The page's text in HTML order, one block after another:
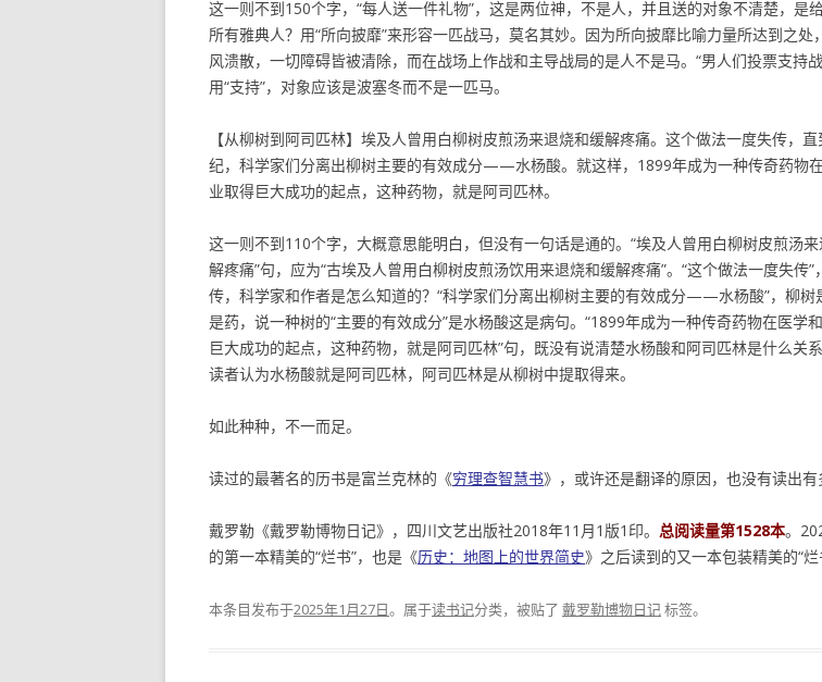
这一则不到150个字，“每人送一件礼物”，这是两位神，不是人，并且送的对象不清楚，是
所有雅典人？用“所向披靡”来形容一匹战马，莫名其妙。因为所向披靡比喻力量所达到之处
风溃散，一切障碍皆被清除，而在战场上作战和主导战局的是人不是马。“男人们投票支持战
用“支持”，对象应该是波塞冬而不是一匹马。
【从柳树到阿司匹林】埃及人曾用白柳树皮煎汤来退烧和缓解疼痛。这个做法一度失传，
纪，科学家们分离出柳树主要的有效成分——水杨酸。就这样，1899年成为一种传奇药物
业取得巨大成功的起点，这种药物，就是阿司匹林。
这一则不到110个字，大概意思能明白，但没有一句话是通的。“埃及人曾用白柳树皮煎汤
解疼痛”句，应为“古埃及人曾用白柳树皮煎汤饮用来退烧和缓解疼痛”。“这个做法一度失传”
传，科学家和作者是怎么知道的？“科学家们分离出柳树主要的有效成分——水杨酸”，柳树
是药，说一种树的“主要的有效成分”是水杨酸这是病句。“1899年成为一种传奇药物在医学
巨大成功的起点，这种药物，就是阿司匹林”句，既没有说清楚水杨酸和阿司匹林是什么关
读者认为水杨酸就是阿司匹林，阿司匹林是从柳树中提取得来。
如此种种，不一而足。
读过的最著名的历书是富兰克林的《穷理查智慧书》，或许还是翻译的原因，也没有读出有
戴罗勒《戴罗勒博物日记》，四川文艺出版社2018年11月1版1印。 总阅读量第1528本。
的第一本精美的“烂书”，也是《历史：地图上的世界简史》之后读到的又一本包装精美的“烂
本条目发布于2025年1月27日。属于读书记分类，被贴了 戴罗勒博物日记标签。